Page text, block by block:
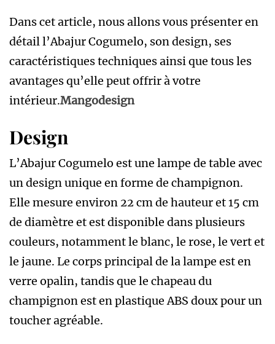
Dans cet article, nous allons vous présenter en
détail l’Abajur Cogumelo, son design, ses
caractéristiques techniques ainsi que tous les
avantages qu’elle peut offrir à votre
intérieur.Mangodesign
Design
L’Abajur Cogumelo est une lampe de table avec
un design unique en forme de champignon.
Elle mesure environ 22 cm de hauteur et 15 cm
de diamètre et est disponible dans plusieurs
couleurs, notamment le blanc, le rose, le vert et
le jaune. Le corps principal de la lampe est en
verre opalin, tandis que le chapeau du
champignon est en plastique ABS doux pour un
toucher agréable.